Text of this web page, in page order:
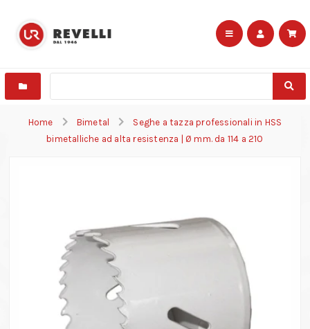
Home Bimetal
Seghe a tazza professionali in HSS
bimetalliche ad alta resistenza | Ø mm. da 114 a 210